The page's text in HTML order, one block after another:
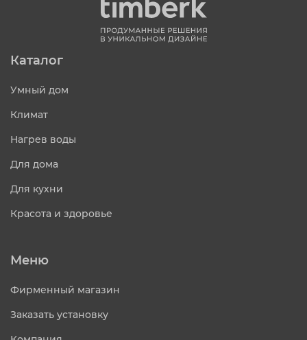
Каталог
Умный дом
Климат
Нагрев воды
Для дома
Для кухни
Красота и здоровье
Меню
Фирменный магазин
Заказать установку